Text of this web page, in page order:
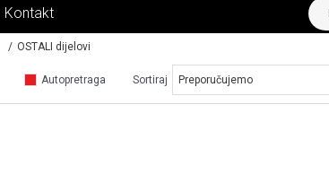
Kontakt
OSTALI dijelovi
Autopretraga Sortiraj